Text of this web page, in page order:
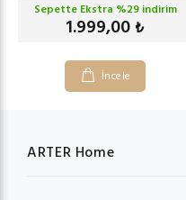
Sepette Ekstra %29indirim
1.999,00 ₺
İncele
ARTER Home